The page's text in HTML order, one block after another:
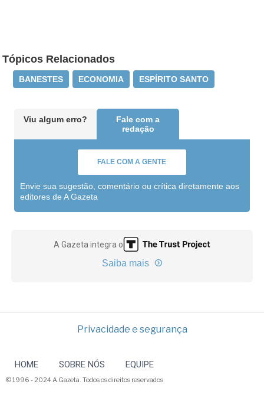
Tópicos Relacionados
BANESTES ECONOMIA ESPÍRITO SANTO
Viu algum erro?
Fale com a
redação
FALE COM A GENTE
Envie sua sugestão, comentário ou crítica diretamente aos
editores de A Gazeta
A Gazeta integra o
Saiba mais
Privacidade e segurança
HOME SOBRE NÓS EQUIPE
© 1996 - 2024 A Gazeta. Todos os direitos reservados